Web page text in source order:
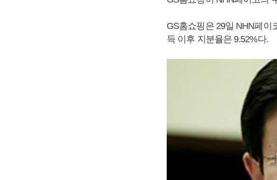
GS홈쇼핑은 29일 NHN페이
득 이후 지분율은 9.52%다.